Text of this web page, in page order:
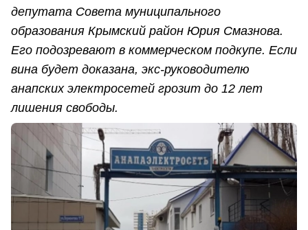
депутата Совета муниципального
образования Крымский район Юрия Смазнова.
Его подозревают в коммерческом подкупе. Если
вина будет доказана, экс-руководителю
анапских электросетей грозит до 12 лет
лишения свободы.